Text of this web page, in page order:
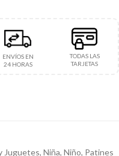
ENVÍOS EN
24 HORAS
TODAS LAS
TARJETAS
Juguetes, Niña, Niño, Patines